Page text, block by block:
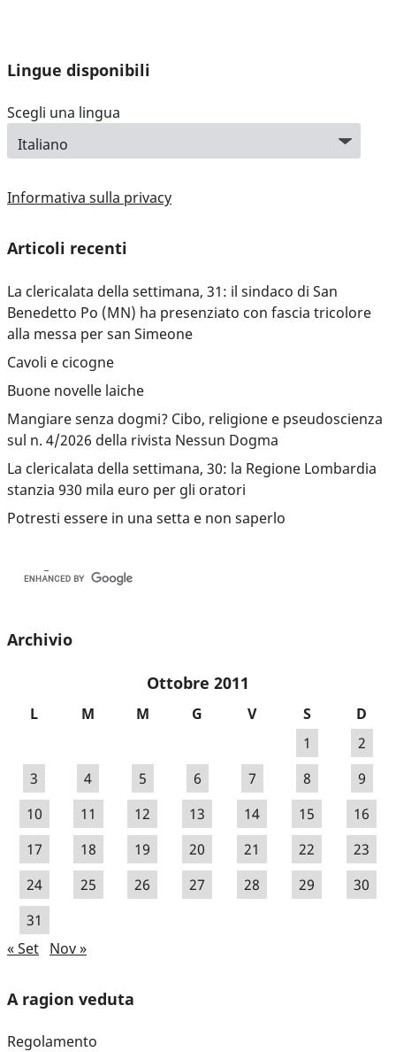
Lingue disponibili
Scegli una lingua
Informativa sulla privacy
Articoli recenti
La clericalata della settimana, 31: il sindaco di San
Benedetto Po (MN) ha presenziato con fascia tricolore
alla messa per san Simeone
Cavoli e cicogne
Buone novelle laiche
Mangiare senza dogmi? Cibo, religione e pseudoscienza
sul n. 4/2026 della rivista Nessun Dogma
La clericalata della settimana, 30: la Regione Lombardia
stanzia 930 mila euro per gli oratori
Potresti essere in una setta e non saperlo
Archivio
Ottobre 2011
L M M G V S
D
1
2
3
4 5 6 7 8
9
10
11 12 13 14 15
16
17
18 19 20 21 22
23
24
25 26 27 28 29
30
31
« Set Nov »
A ragion veduta
Regolamento